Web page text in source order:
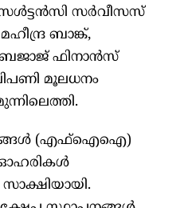
സര്‍വീസസ്
ബാങ്ക്,
ബജാജ് ഫിനാന്‍സ്
മൂലധനം
(എഫ്‌ഐഐ)
ഓഹരികള്‍
സാക്ഷിയായി.